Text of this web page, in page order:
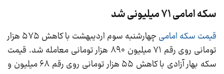
سکه امامی ۷۱ میلیونی شد
قیمت سکه امامی
چهارشنبه سوم اردیبهشت با کاهش ۵۷۵ هزار
تومانی روی رقم ۷۱ میلیون ۸۹۰ هزار تومانی معامله شد. قیمت
سکه‌ بهار آزادی با کاهش ۵۵ هزار تومانی روی رقم ۶۸ میلیون و